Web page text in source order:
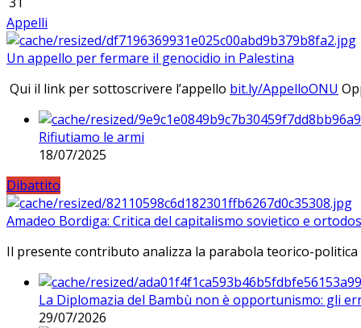
Appelli
Un appello per fermare il genocidio in Palestina
Qui il link per sottoscrivere l’appello bit.ly/AppelloONU
Rifiutiamo le armi
18/07/2025
Dibattito
Amadeo Bordiga: Critica del capitalismo sovietico e
Il presente contributo analizza la parabola teorico-
La Diplomazia del Bambù non è opportunismo: gli
29/07/2026